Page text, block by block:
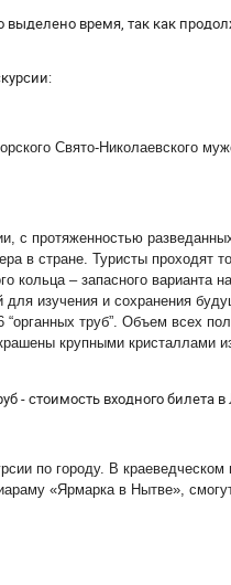
время, так как
Свято-Николаевского
с протяженностью
в стране. Туристы проходят
кольца – запасного варианта
для изучения и сохранения
“органных труб”. Объем всех
крупными кристаллами
- стоимость входного билета
по городу. В
«Ярмарка в Нытве»,